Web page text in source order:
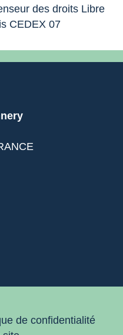
des droits Libre
CEDEX 07
de confidentialité